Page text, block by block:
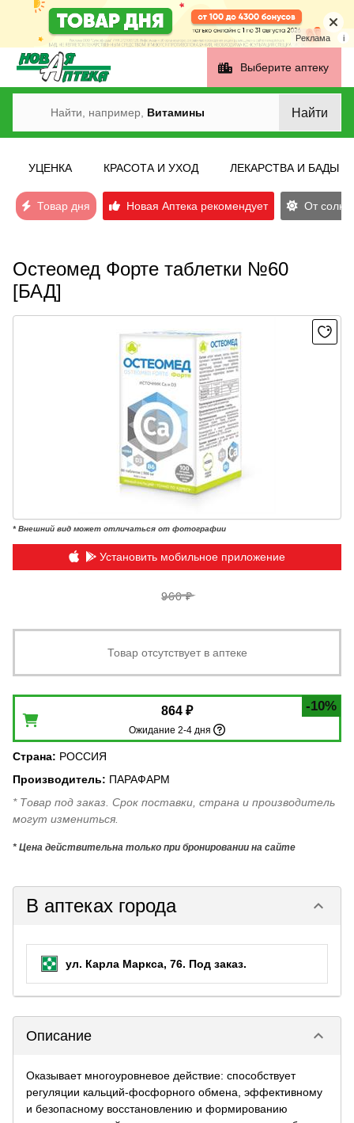
Реклама i
Выберите аптеку
Найти, например, Витамины Найти
УЦЕНКА КРАСОТА И УХОД ЛЕКАРСТВА И БАДЫ
Товар дня Новая Аптека рекомендует От
Остеомед Форте таблетки №60
[БАД]
* Внешний вид может отличаться от фотографии
Установить мобильное приложение
960 ₽
Товар отсутствует в аптеке
-10%
864 ₽
Ожидание 2-4 дня
Страна: РОССИЯ
Производитель: ПАРАФАРМ
* Товар под заказ. Срок поставки, страна и производитель
могут измениться.
* Цена действительна только при бронировании на сайте
В аптеках города keyboard_arrow_down
ул. Карла Маркса, 76. Под заказ.
Описание keyboard_arrow_down
Оказывает многоуровневое действие: способствует
регуляции кальций-фосфорного обмена, эффективному
и безопасному восстановлению и формированию